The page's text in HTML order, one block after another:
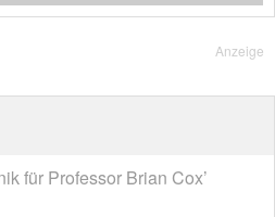
Anzeige
für Professor Brian Cox’